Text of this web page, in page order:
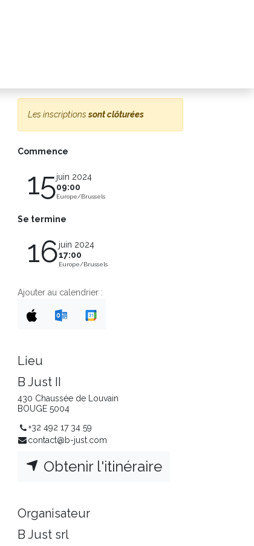
Les inscriptionssont clôturées
Commence
15juin 2024
09:00
Europe/Brussels
Se termine
16juin 2024
17:00
Europe/Brussels
Ajouter au calendrier :
Lieu
B Just II
430 Chaussée de Louvain
BOUGE 5004
+32 492 17 34 59
contact@b-just.com
Obtenir l'itinéraire
Organisateur
B Just srl